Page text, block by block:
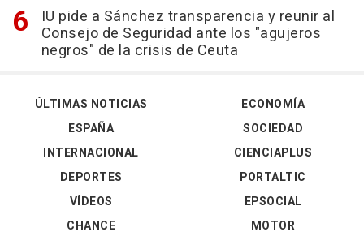
IU pide a Sánchez transparencia y reunir al
Consejo de Seguridad ante los "agujeros
negros" de la crisis de Ceuta
ÚLTIMAS NOTICIAS
ESPAÑA
INTERNACIONAL
DEPORTES
VÍDEOS
ECONOMÍA
SOCIEDAD
CIENCIAPLUS
PORTALTIC
EPSOCIAL
CHANCE
MOTOR